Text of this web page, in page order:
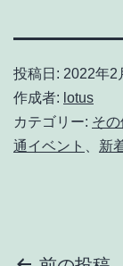
投稿日: 2022年2
作成者: lotus
カテゴリー: そ
通イベント
新